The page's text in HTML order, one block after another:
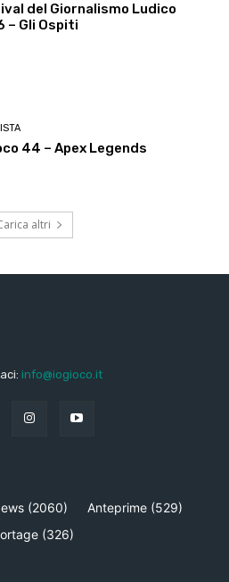
del Giornalismo Ludico
– Gli Ospiti
44 – Apex Legends
altri
info@iogioco.it
(2060) Anteprime (529)
(326)